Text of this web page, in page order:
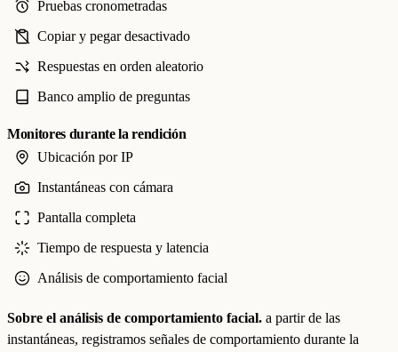
Pruebas cronometradas
Copiar y pegar desactivado
Respuestas en orden aleatorio
Banco amplio de preguntas
Monitores durante la rendición
Ubicación por IP
Instantáneas con cámara
Pantalla completa
Tiempo de respuesta y latencia
Análisis de comportamiento facial
Sobre el análisis de comportamiento facial. a partir de las
instantáneas, registramos señales de comportamiento durante la